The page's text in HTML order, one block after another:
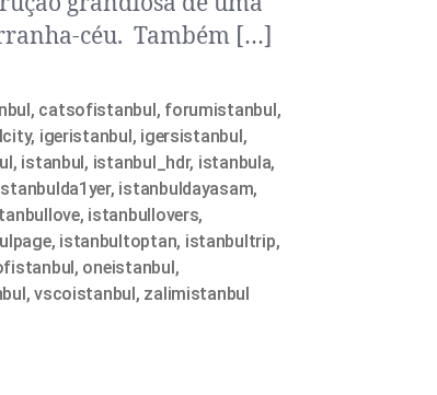
céu. Também […]
, catsofistanbul, forumistanbul,
, igeristanbul, igersistanbul,
, istanbul, istanbul_hdr, istanbula,
, istanbuldayasam,
, istanbullovers,
, istanbultoptan, istanbultrip,
, oneistanbul,
,vscoistanbul, zalimistanbul